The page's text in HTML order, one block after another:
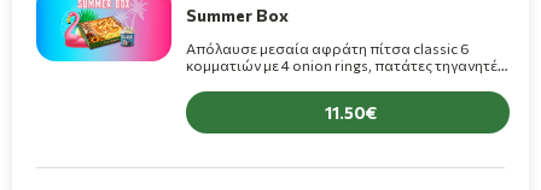
Summer Box
Απόλαυσε μεσαία αφράτη πίτσα classic 6
κομματιών με 4 onion rings, πατάτες τηγανητές,
11.50